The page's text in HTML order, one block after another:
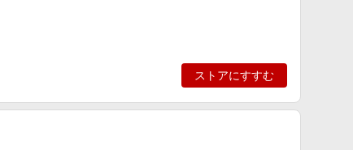
ストアにすすむ